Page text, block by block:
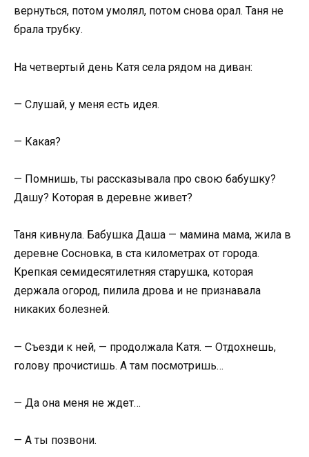
вернуться, потом умолял, потом снова орал. Таня не
брала трубку.
На четвертый день Катя села рядом на диван:
— Слушай, у меня есть идея.
— Какая?
— Помнишь, ты рассказывала про свою бабушку?
Дашу? Которая в деревне живет?
Таня кивнула. Бабушка Даша — мамина мама, жила в
деревне Сосновка, в ста километрах от города.
Крепкая семидесятилетняя старушка, которая
держала огород, пилила дрова и не признавала
никаких болезней.
— Съезди к ней, — продолжала Катя. — Отдохнешь,
голову прочистишь. А там посмотришь…
— Да она меня не ждет…
— А ты позвони.